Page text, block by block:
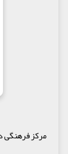
مرکز فرهنگی